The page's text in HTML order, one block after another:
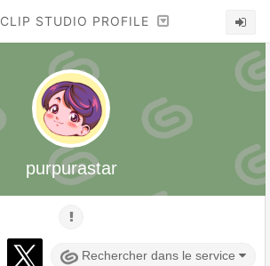
CLIP STUDIO PROFILE
purpurastar
Rechercher dans le service